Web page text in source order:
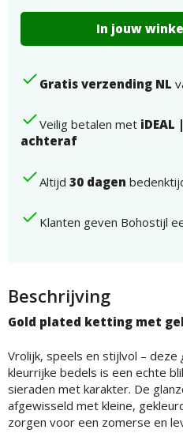
Schakelketting
bedels
In jouw
Gratis verzending NL
Veilig betalen met
achteraf
Altijd 30 dagen
Klanten geven Bohostijl
Beschrijving
Gold plated ketting met
Vrolijk, speels en stijlvol – deze
kleurrijke bedels is een echte
sieraden met karakter. De
afgewisseld met kleine,
zorgen voor een zomerse en